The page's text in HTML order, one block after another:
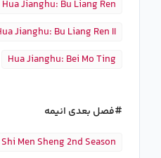
Hua Jianghu: Bu Liang Ren
Jianghu: Bu Liang Ren II
Hua Jianghu: Bei Mo Ting
فصل بعدی انیمه
Men Sheng 2nd Season